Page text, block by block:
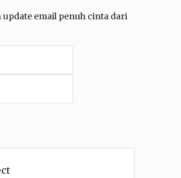
update email penuh cinta dari